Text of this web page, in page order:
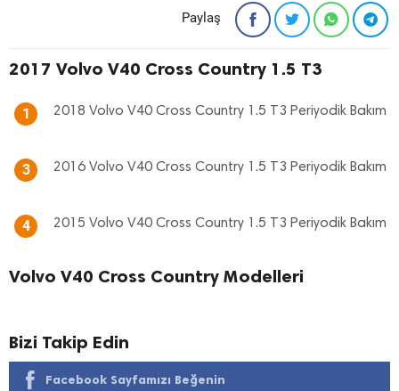
Paylaş
2017 Volvo V40 Cross Country 1.5 T3
1 2018 Volvo V40 Cross Country 1.5 T3 Periyodik Bakım
3 2016 Volvo V40 Cross Country 1.5 T3 Periyodik Bakım
4 2015 Volvo V40 Cross Country 1.5 T3 Periyodik Bakım
Volvo V40 Cross Country Modelleri
Bizi Takip Edin
Facebook Sayfamızı Beğenin